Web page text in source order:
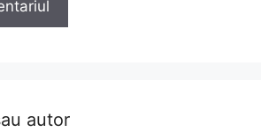
autor